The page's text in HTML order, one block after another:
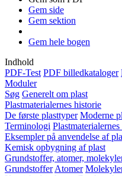
Gem side
Gem sektion
Gem hele bogen
Indhold
PDF-Test PDF billedkataloger
Moduler
Søg Generelt om plast
Plastmaterialernes historie
De første plasttyper Moderne
Terminologi
Eksempler på anvendelse af
Kemisk opbygning af plast
Grundstoffer, atomer,
Grundstoffer Atomer